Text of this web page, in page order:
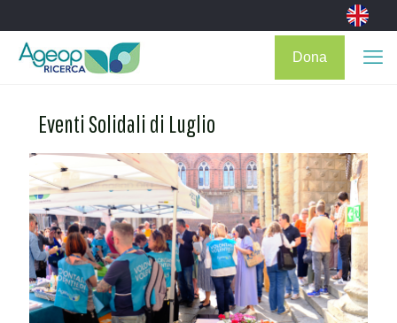
Dona
Eventi Solidali di Luglio